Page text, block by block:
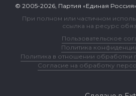
© 2005-2026, Партия «Единая
При полном или частичном
ссылка на ресурс
Пользовательское
Политика
Политика в отношении обработки
Согласие на обработку